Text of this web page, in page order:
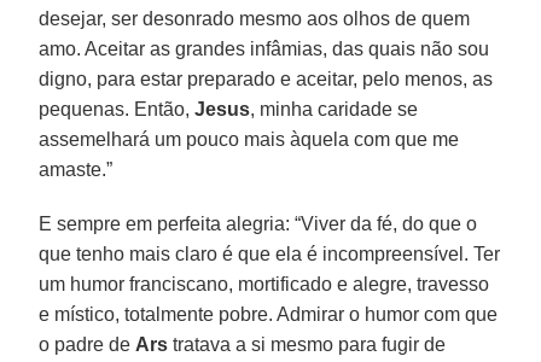
desejar, ser desonrado mesmo aos olhos de quem
amo. Aceitar as grandes infâmias, das quais não sou
digno, para estar preparado e aceitar, pelo menos, as
pequenas. Então,Jesus, minha caridade se
assemelhará um pouco mais àquela com que me
amaste.”
E sempre em perfeita alegria: “Viver da fé, do que o
que tenho mais claro é que ela é incompreensível. Ter
um humor franciscano, mortificado e alegre, travesso
e místico, totalmente pobre. Admirar o humor com que
o padre de Ars tratava a si mesmo para fugir de